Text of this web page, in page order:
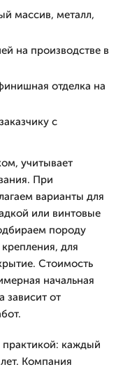
массив, металл,
на производстве в
отделка на
с
учитывает
При
варианты для
или винтовые
породу
для
Стоимость
начальная
зависит от
каждый
Компания